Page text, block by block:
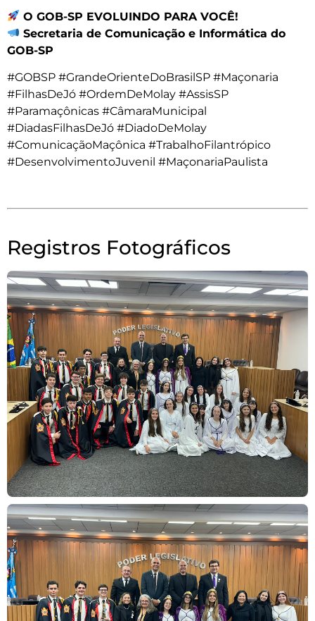
O GOB-SP EVOLUINDO PARA VOCÊ!
Secretaria de Comunicação e Informática do
GOB-SP
#GOBSP #GrandeOrienteDoBrasilSP #Maçonaria
#FilhasDeJó #OrdemDeMolay #AssisSP
#Paramaçônicas #CâmaraMunicipal
#DiadasFilhasDeJó #DiadoDeMolay
#ComunicaçãoMaçônica #TrabalhoFilantrópico
#DesenvolvimentoJuvenil #MaçonariaPaulista
Registros Fotográficos